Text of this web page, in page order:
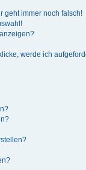
geht immer noch falsch!
werde ich